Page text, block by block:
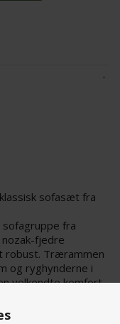
sofasæt fra
sofagruppe fra
fjedre
robust. Trærammen
og ryghynderne i
velkendte komfort